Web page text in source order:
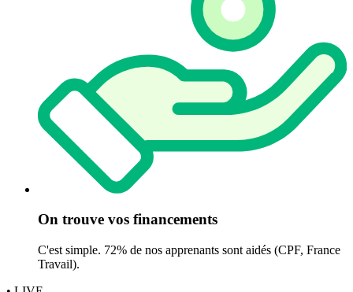
On trouve vos financements
C'est simple. 72% de nos apprenants sont aidés (CPF, France
Travail).